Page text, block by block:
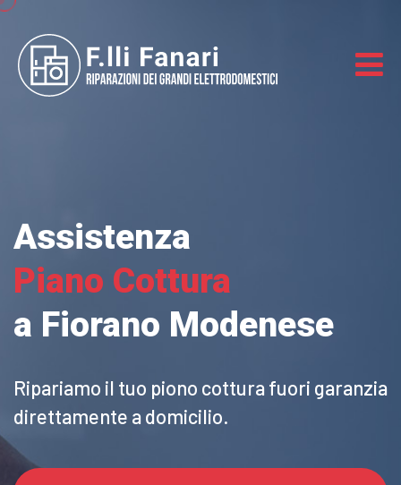
Assistenza
Piano Cottura
a Fiorano Modenese
Ripariamo il tuo piono cotturafuori garanzia
direttamente a domicilio.